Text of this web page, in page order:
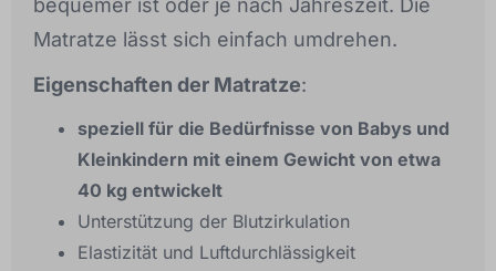
bequemer ist oder je nach Jahreszeit. Die
Matratze lässt sich einfach umdrehen.
Eigenschaften der Matratze:
speziell für die Bedürfnisse von Babys und
Kleinkindern mit einem Gewicht von etwa
40 kg entwickelt
Unterstützung der Blutzirkulation
Elastizität und Luftdurchlässigkeit